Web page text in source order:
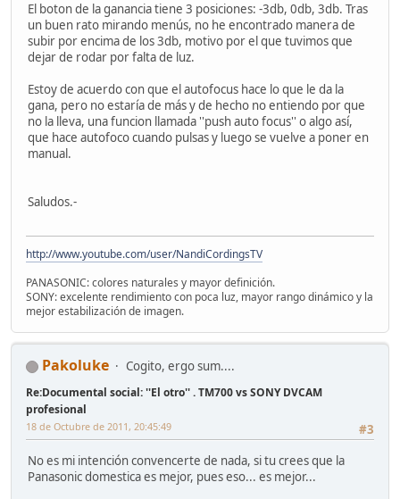
El boton de la ganancia tiene 3 posiciones: -3db, 0db, 3db. Tras
un buen rato mirando menús, no he encontrado manera de
subir por encima de los 3db, motivo por el que tuvimos que
dejar de rodar por falta de luz.
Estoy de acuerdo con que el autofocus hace lo que le da la
gana, pero no estaría de más y de hecho no entiendo por que
no la lleva, una funcion llamada ''push auto focus'' o algo así,
que hace autofoco cuando pulsas y luego se vuelve a poner en
manual.
Saludos.-
http://www.youtube.com/user/NandiCordingsTV
PANASONIC: colores naturales y mayor definición.
SONY: excelente rendimiento con poca luz, mayor rango dinámico y la
mejor estabilización de imagen.
Pakoluke Cogito, ergo sum....
Re:Documental social: ''El otro'' . TM700 vs SONY DVCAM
profesional
#3
18 de Octubre de 2011, 20:45:49
No es mi intención convencerte de nada, si tu crees que la
Panasonic domestica es mejor, pues eso... es mejor...